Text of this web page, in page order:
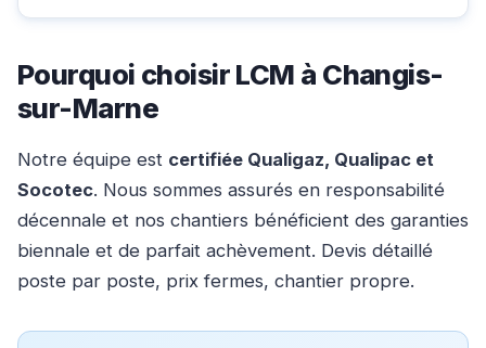
Pourquoi choisir LCM à Changis-
sur-Marne
Notre équipe est certifiée Qualigaz, Qualipac et
Socotec. Nous sommes assurés en responsabilité
décennale et nos chantiers bénéficient des garanties
biennale et de parfait achèvement. Devis détaillé
poste par poste, prix fermes, chantier propre.